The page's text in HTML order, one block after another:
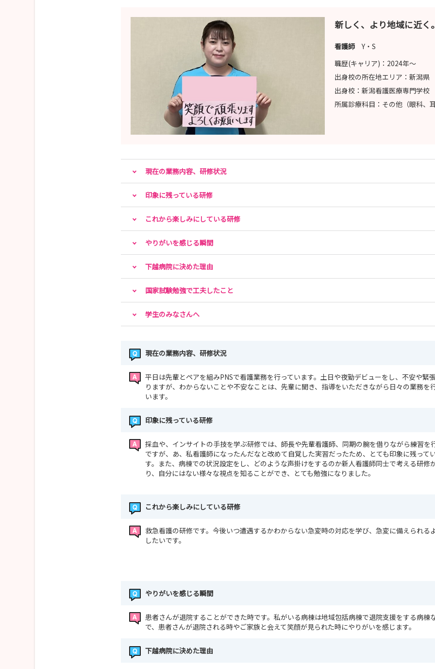
新しく、より地域に近く。
看護師 Y・S
職歴(キャリア)： 2024年〜
出身校の所在地エリア： 新潟県
出身校： 新潟看護医療専門学校
所属診療科目： その他（眼科、
現在の業務内容、研修状況
印象に残っている研修
これから楽しみにしている研修
やりがいを感じる瞬間
下越病院に決めた理由
国家試験勉強で工夫したこと
学生のみなさんへ
現在の業務内容、研修状況
平日は先輩とペアを組みPNSで看護業務を行っています。土日や夜勤デビューをし、不安や緊
りますが、わからないことや不安なことは、先輩に聞き、指導をいただきながら日々の業務を
います。
印象に残っている研修
採血や、インサイトの手技を学ぶ研修では、師長や先輩看護師、同期の腕を借りながら練習を
ですが、あ、私看護師になったんだなと改めて自覚した実習だったため、とても印象に残って
す。また、病棟での状況設定をし、どのような声掛けをするのか新人看護師同士で考える研修
り、自分にはない様々な視点を知ることができ、とても勉強になりました。
これから楽しみにしている研修
救急看護の研修です。今後いつ遭遇するかわからない急変時の対応を学び、急変に備えられる
したいです。
やりがいを感じる瞬間
患者さんが退院することができた時です。私がいる病棟は地域包括病棟で退院支援をする病棟
で、患者さんが退院される時やご家族と会えて笑顔が見られた時にやりがいを感じます。
下越病院に決めた理由